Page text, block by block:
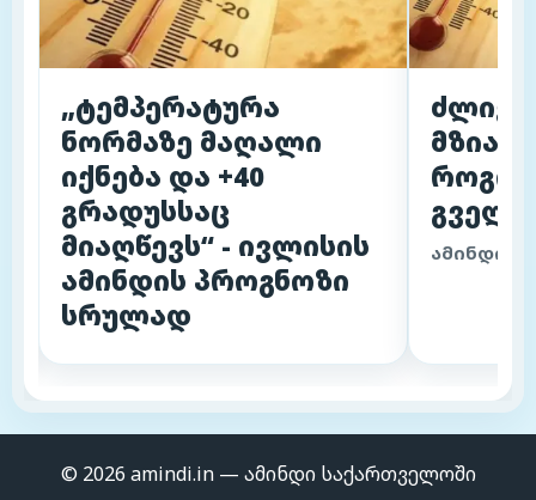
„ტემპერატურა
ნორმაზე მაღალი
იქნება და +40
გრადუსსაც
მიაღწევს“ - ივლისის
ამინდის პროგნოზი
სრულად
ამინდის
© 2026 amindi.in — ამინდი საქართველოში